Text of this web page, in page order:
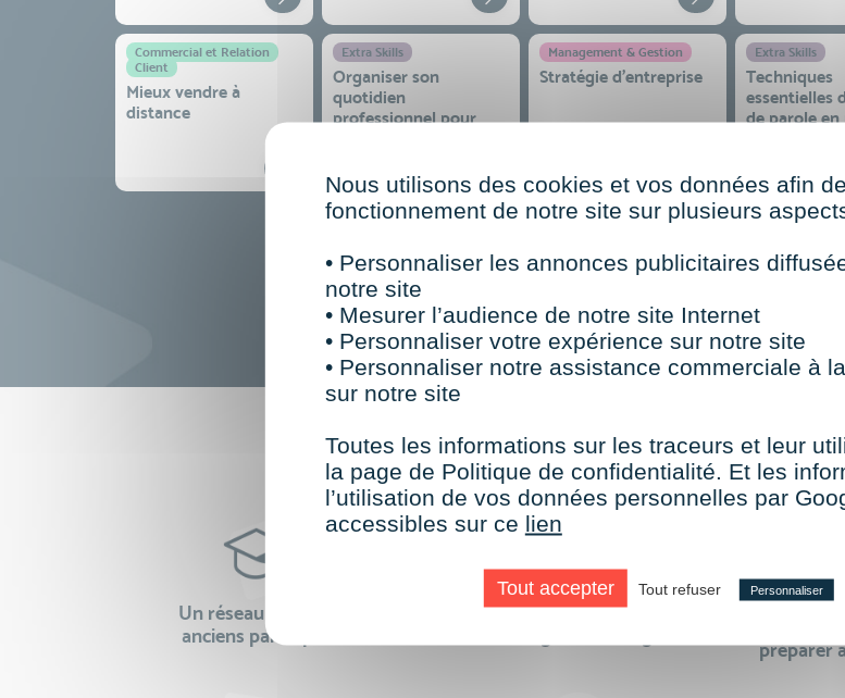
Commercial et Relation
Client
Mieux vendre à
distance
Extra Skills
Organiser son
quotidien
professionnel pour
Management & Gestion
Stratégie d’entreprise
Extra Skills
Techniques
essentielles
de parole
TOUTES NOS FORMATIONS
Faire le choix de VISIPLUS
Un réseau de 22 000
anciens participants
100% des formations réalisables
préparer
Nous utilisons des cookies et vos données afin
fonctionnement de notre site sur plusieurs
• Personnaliser les annonces publicitaires
notre site
• Mesurer l’audience de notre site Internet
• Personnaliser votre expérience sur notre site
• Personnaliser notre assistance commerciale à
sur notre site
Toutes les informations sur les traceurs et leur
la page de Politique de confidentialité. Et les
l’utilisation de vos données personnelles par
accessibles sur ce lien
Tout accepter Tout refuser Personnaliser